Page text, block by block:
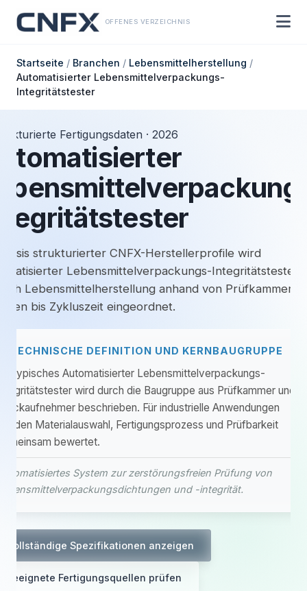
OFFENES VERZEICHNIS
Startseite / Branchen / Lebensmittelherstellung /
Automatisierter Lebensmittelverpackungs-
Integritätstester
Fertigungsdaten · 2026
strukturierter CNFX-Herstellerprofile wird
Lebensmittelverpackungs-Integritätstester
Lebensmittelherstellung anhand von Prüfkammer
bis Zykluszeit eingeordnet.
TECHNISCHE DEFINITION UND KERNBAUGRUPPE
typisches Automatisierter Lebensmittelverpackungs-
wird durch die Baugruppe aus Prüfkammer und
beschrieben. Für industrielle Anwendungen
Materialauswahl, Fertigungsprozess und Prüfbarkeit
bewertet.
System zur zerstörungsfreien Prüfung von
und -integrität.
Vollständige Spezifikationen anzeigen
Geeignete Fertigungsquellen prüfen